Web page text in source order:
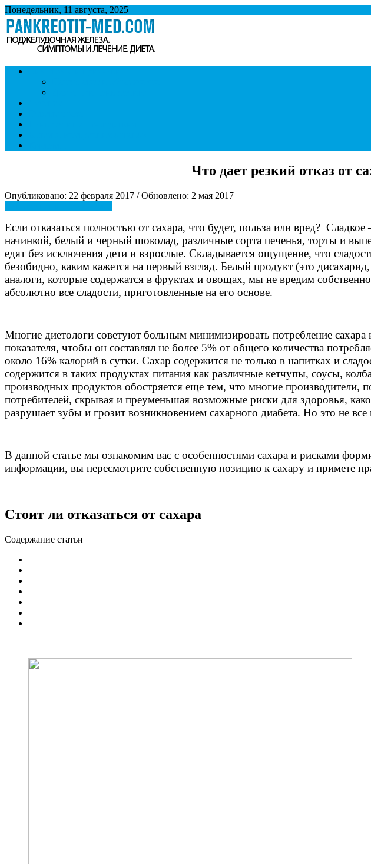
Понедельник, 11 августа, 2025
Панкреатит
Поджелудочная железа. Симптомы и лечение панкреатита. Диета при панкреатите.
Что дает резкий отказ от
Опубликовано: 22 февраля 2017 / Обновлено: 2 мая 2017
Если отказаться полностью от сахара, что будет, польза или вред?
начинкой, белый и черный шоколад, различные сорта печенья, торты и
едят без исключения дети и взрослые. Складывается ощущение, что
безобидно, каким кажется на первый взгляд. Белый продукт (это
аналоги, которые содержатся в фруктах и овощах, мы не вредим
абсолютно все сладости, приготовленные на его основе.
Многие диетологи советуют больным минимизировать потребление
показателя, чтобы он составлял не более 5% от общего количества
около 16% калорий в сутки. Сахар содержится не только в напитках и
содержится в таких продуктах питания как различные кетчупы, соусы,
производных продуктов обостряется еще тем, что многие
потребителей, скрывая и преуменьшая возможные риски для здоровья,
разрушает зубы и грозит возникновением сахарного диабета. Но это не
В данной статье мы ознакомим вас с особенностями сахара и рисками
информации, вы пересмотрите собственную позицию к сахару и примете
Стоит ли отказаться от сахара
Содержание статьи